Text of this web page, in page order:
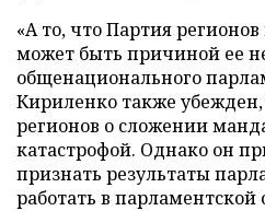
«А то, что Партия
может быть причиной ее
общенационального
Кириленко также
регионов о сложении
катастрофой. Однако он
признать результаты
работать в